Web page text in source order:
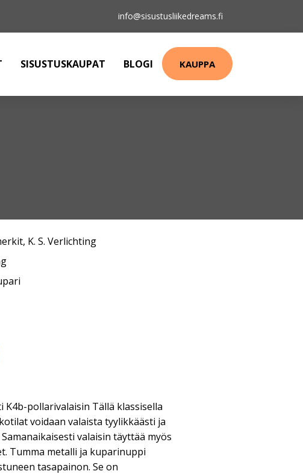
info@sisustusliikedreams.fi
SISUSTUSKAUPAT BLOGI KAUPPA
, K. S. Verlichting
K4b-pollarivalaisin Tällä klassisella
voidaan valaista tyylikkäästi ja
valaisin täyttää myös
Tumma metalli ja kuparinuppi
tasapainon. Se on